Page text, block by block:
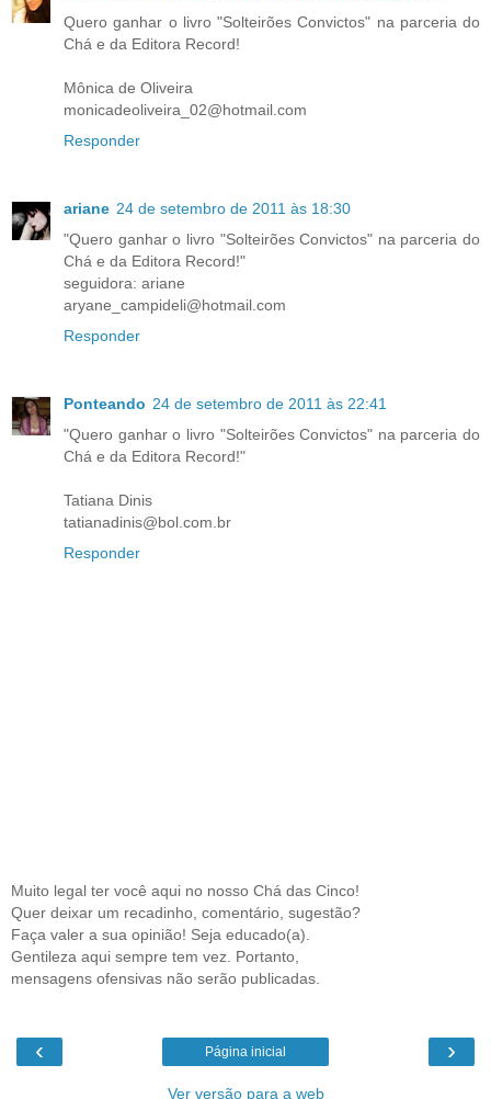
Quero ganhar o livro "Solteirões Convictos" na parceria do
Chá e da Editora Record!
Mônica de Oliveira
monicadeoliveira_02@hotmail.com
Responder
ariane 24 de setembro de 2011 às 18:30
"Quero ganhar o livro "Solteirões Convictos" na parceria do
Chá e da Editora Record!"
seguidora: ariane
aryane_campideli@hotmail.com
Responder
Ponteando 24 de setembro de 2011 às 22:41
"Quero ganhar o livro "Solteirões Convictos" na parceria do
Chá e da Editora Record!"
Tatiana Dinis
tatianadinis@bol.com.br
Responder
Muito legal ter você aqui no nosso Chá das Cinco!
Quer deixar um recadinho, comentário, sugestão?
Faça valer a sua opinião! Seja educado(a).
Gentileza aqui sempre tem vez. Portanto,
mensagens ofensivas não serão publicadas.
‹ ›
Página inicial
Ver versão para a web